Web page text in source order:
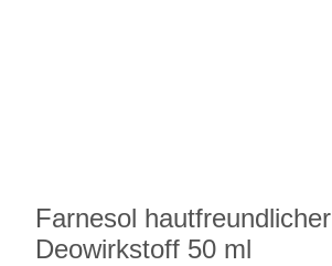
Farnesol hautfreundlicher
Deowirkstoff 50 ml